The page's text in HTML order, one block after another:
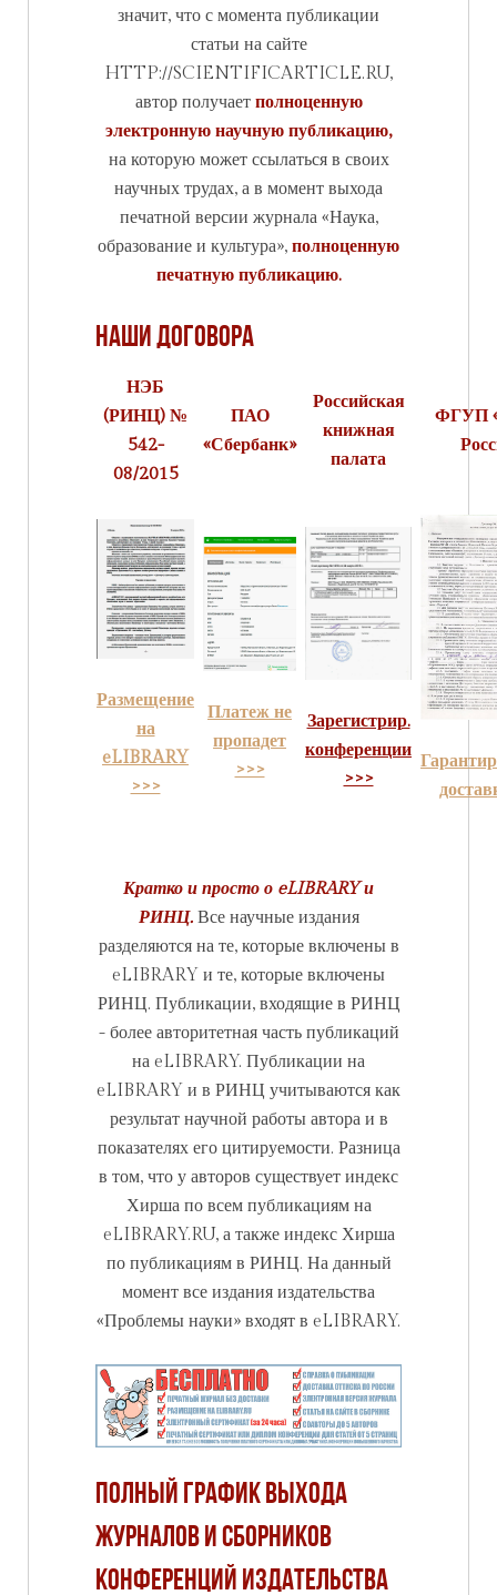
значит, что с момента публикации
статьи на сайте
HTTP://SCIENTIFICARTICLE.RU,
автор получает полноценную
электронную научную публикацию,
на которую может ссылаться в своих
научных трудах, а в момент выхода
печатной версии журнала «Наука,
образование и культура», полноценную
печатную публикацию.
Наши договора
НЭБ
(РИНЦ) №
542-
08/2015
ПАО
«Сбербанк»
Российская
книжная
палата
ФГУП
Размещение
на
eLIBRARY
>>>
Платеж не
пропадет
>>>
Зарегистрир.
конференции
>>>
Кратко и просто о eLIBRARY и
РИНЦ. Все научные издания
разделяются на те, которые включены в
eLIBRARY и те, которые включены
РИНЦ. Публикации, входящие в РИНЦ
- более авторитетная часть публикаций
на eLIBRARY. Публикации на
eLIBRARY и в РИНЦ учитываются как
результат научной работы автора и в
показателях его цитируемости. Разница
в том, что у авторов существует индекс
Хирша по всем публикациям на
eLIBRARY.RU, а также индекс Хирша
по публикациям в РИНЦ. На данный
момент все издания издательства
«Проблемы науки» входят в eLIBRARY.
Полный график выхода
журналов и сборников
конференций издательства